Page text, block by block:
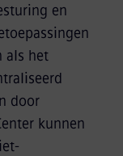
en
als het
door
kunnen